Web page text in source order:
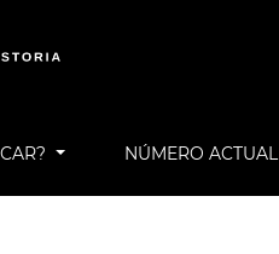
NÚMERO ACTUAL